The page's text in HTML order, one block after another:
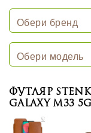
Футляр
Galaxy M33